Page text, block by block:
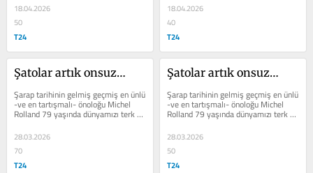
18.04.2026
50
T24
18.04.2026
40
T24
Şatolar artık onsuz…
Şarap tarihinin gelmiş geçmiş en ünlü
-ve en tartışmalı- önoloğu Michel
Rolland 79 yaşında dünyamızı terk
etti. Son anlarında bile...
28.03.2026
70
T24
Şatolar artık onsuz…
Şarap tarihinin gelmiş geçmiş en ünlü
-ve en tartışmalı- önoloğu Michel
Rolland 79 yaşında dünyamızı terk
etti. Son anlarında bile...
28.03.2026
50
T24